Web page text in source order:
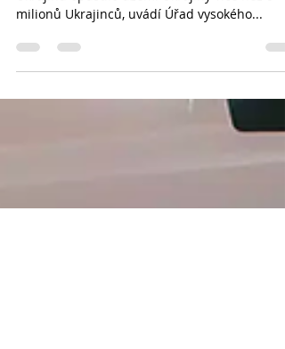
Ukrajinu opustilo území Ukrajiny více než 8
milionů Ukrajinců, uvádí Úřad vysokého...